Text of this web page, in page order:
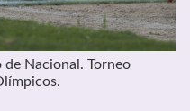
Nacional. Torneo